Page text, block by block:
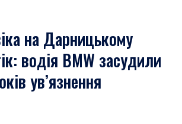
на Дарницькому
водія BMW засудили
ув’язнення